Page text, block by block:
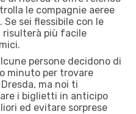
le compagnie aeree
sei flessibile con le
risulterà più facile
persone decidono di
minuto per trovare
ma noi ti
i biglietti in anticipo
ed evitare sorprese